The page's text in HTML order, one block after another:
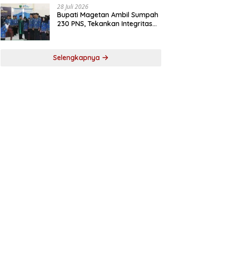
Agenda Prioritas
28 Juli 2026
Bupati Magetan Ambil Sumpah
230 PNS, Tekankan Integritas
Selengkapnya